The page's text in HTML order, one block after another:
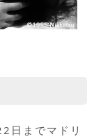
日までマドリ